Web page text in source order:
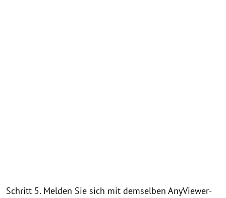
Schritt 5. Melden Sie sich mit demselben AnyViewer-